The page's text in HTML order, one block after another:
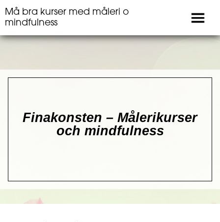
Må bra kurser med måleri o
mindfulness
Finakonsten – Målerikurser
och mindfulness